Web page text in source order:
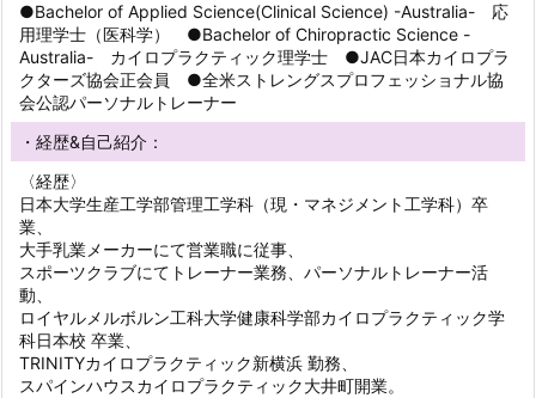
●Bachelor of Applied Science(Clinical Science) -Australia- 応
用理学士（医科学） ●Bachelor of Chiropractic Science -
Australia- カイロプラクティック理学士 ●JAC日本カイロプラ
クターズ協会正会員 ●全米ストレングスプロフェッショナル協
会公認パーソナルトレーナー
・経歴&自己紹介：
〈経歴〉
日本大学生産工学部管理工学科（現・マネジメント工学科）卒
業、
大手乳業メーカーにて営業職に従事、
スポーツクラブにてトレーナー業務、パーソナルトレーナー活
動、
ロイヤルメルボルン工科大学健康科学部カイロプラクティック学
科日本校 卒業、
TRINITYカイロプラクティック新横浜 勤務、
スパインハウスカイロプラクティック大井町開業。